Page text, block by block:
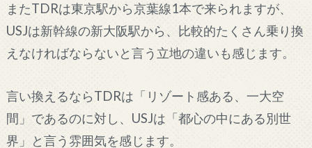
またTDRは東京駅から京葉線1本で来られますが、
USJは新幹線の新大阪駅から、比較的たくさん乗り換
えなければならないと言う立地の違いも感じます。
言い換えるならTDRは「リゾート感ある、一大空
間」であるのに対し、USJは「都心の中にある別世
界」と言う雰囲気を感じます。